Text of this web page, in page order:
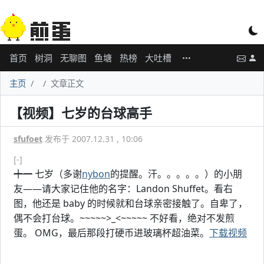
首页 树洞 无聊图 鱼塘 热榜 大吐槽
主页 文章正文
【视频】七岁的台球高手
sfufoet 发布于 2007.12.31 , 10:06
[-]
十一七岁（多谢nybon的提醒。汗。。。。。）的小朋
友——请大家记住他的名字：Landon Shuffet。看右
图，他还是 baby 的时候就和台球亲密接触了。自卑了，
偶不会打台球。~~~~~>_<~~~~~ 不好看，绝对不发煎
蛋。 OMG，最后那段打硬币进玻璃杯超油菜。 下载视频